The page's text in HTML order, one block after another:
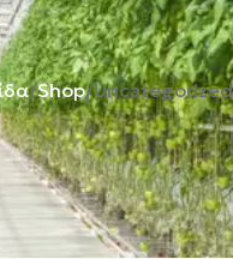
Shop Uncategorized